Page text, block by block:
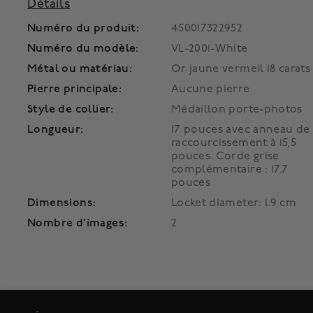
Détails
Numéro du produit:
450017322952
Numéro du modèle:
VL-2001-White
Métal ou matériau:
Or jaune vermeil 18 carats
Pierre principale:
Aucune pierre
Style de collier:
Médaillon porte-photos
Longueur:
17 pouces avec anneau de
raccourcissement à 15,5
pouces. Corde grise
complémentaire : 17.7
pouces
Dimensions:
Locket diameter: 1.9 cm
Nombre d'images:
2